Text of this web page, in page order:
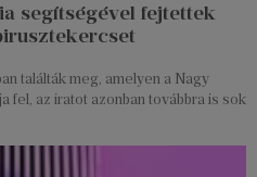
segítségével fejtettek
találták meg, amelyen a Nagy
fel, az iratot azonban továbbra is sok